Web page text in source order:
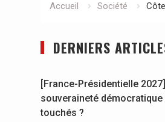
Accueil Société
DERNIERS
[France-Présidentielle
souveraineté
touchés ?